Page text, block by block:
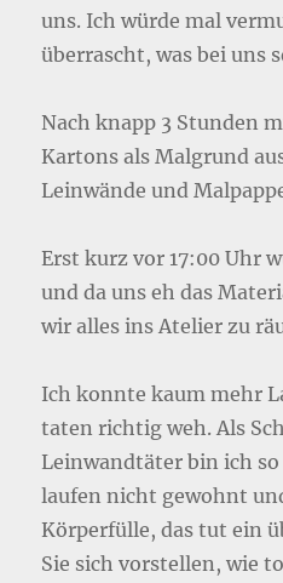
uns. Ich würde mal
überrascht, was bei uns
Nach knapp 3 Stunden
Kartons als Malgrund
Leinwände und
Erst kurz vor 17:00 Uhr
und da uns eh das
wir alles ins Atelier zu
Ich konnte kaum mehr
taten richtig weh. Als
Leinwandtäter bin ich
laufen nicht gewohnt
Körperfülle, das tut ein
Sie sich vorstellen, wie